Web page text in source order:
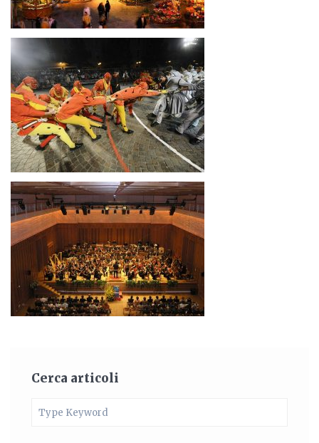
Cerca articoli